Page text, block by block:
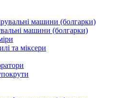
машини (болгарки)
та міксери